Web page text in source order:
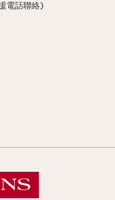
電話聯絡)